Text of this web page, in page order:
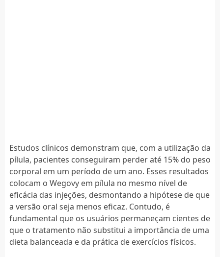
Estudos clínicos demonstram que, com a utilização da
pílula, pacientes conseguiram perder até 15% do peso
corporal em um período de um ano. Esses resultados
colocam o Wegovy em pílula no mesmo nível de
eficácia das injeções, desmontando a hipótese de que
a versão oral seja menos eficaz. Contudo, é
fundamental que os usuários permaneçam cientes de
que o tratamento não substitui a importância de uma
dieta balanceada e da prática de exercícios físicos.